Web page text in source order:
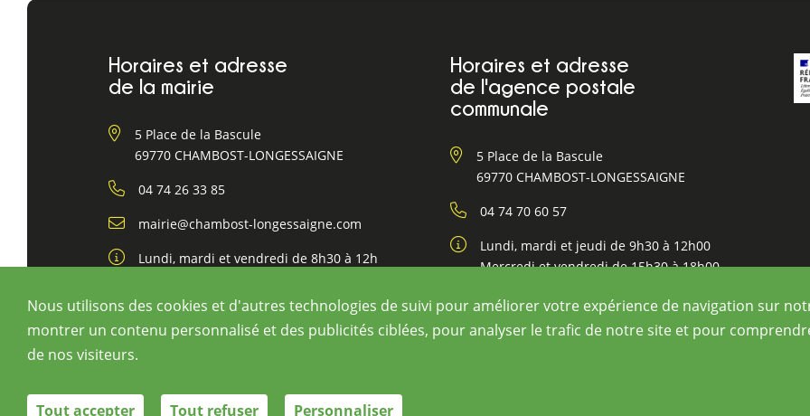
Horaires et adresse
de la mairie
5 Place de la Bascule
69770 CHAMBOST-LONGESSAIGNE
04 74 26 33 85
mairie@chambost-longessaigne.com
Lundi, mardi et vendredi de 8h30 à 12h
Horaires et adresse
de l'agence postale
communale
5 Place de la Bascule
69770 CHAMBOST-LONGESSAIGNE
04 74 70 60 57
Lundi, mardi et jeudi de 9h30 à 12h00
Mercredi et vendredi de 15h30 à 18h00
©Chambost-Longessaigne
Nous utilisons des cookies et d'autres technologies de suivi pour améliorer votre expérience de navigation sur
montrer un contenu personnalisé et des publicités ciblées, pour analyser le trafic de notre site et pour
de nos visiteurs.
Tout accepter Tout refuser Personnaliser